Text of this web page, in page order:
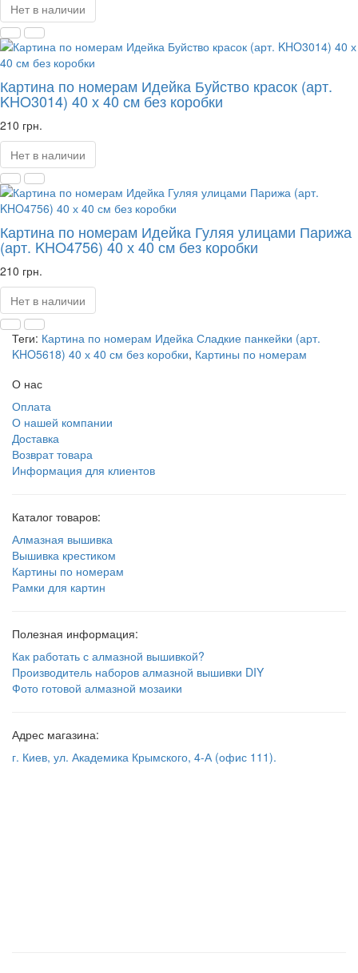
Нет в наличии
Картина по номерам Идейка Буйство красок (арт.
KHO3014) 40 х 40 см без коробки
210 грн.
Нет в наличии
Картина по номерам Идейка Гуляя улицами Парижа
(арт. KHO4756) 40 х 40 см без коробки
210 грн.
Нет в наличии
Теги: Картина по номерам Идейка Сладкие панкейки (арт.
KHO5618) 40 х 40 см без коробки, Картины по номерам
О нас
Оплата
О нашей компании
Доставка
Возврат товара
Информация для клиентов
Каталог товаров:
Алмазная вышивка
Вышивка крестиком
Картины по номерам
Рамки для картин
Полезная информация:
Как работать с алмазной вышивкой?
Производитель наборов алмазной вышивки DIY
Фото готовой алмазной мозаики
Адрес магазина:
г. Киев, ул. Академика Крымского, 4-А (офис 111).